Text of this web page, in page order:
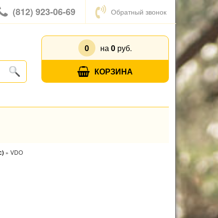
(812) 923-06-69 Обратный звонок
0 на 0руб.
КОРЗИНА
» VDO